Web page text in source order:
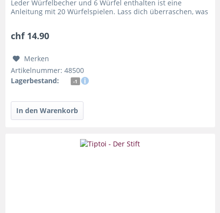
Leder Würfelbecher und 6 Würfel enthalten ist eine
Anleitung mit 20 Würfelspielen. Lass dich überraschen, was
chf 14.90
Merken
Artikelnummer: 48500
Lagerbestand:
-1